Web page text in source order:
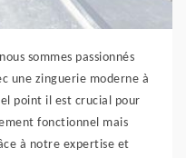
sommes passionnés
une zinguerie moderne à
point il est crucial pour
fonctionnel mais
à notre expertise et